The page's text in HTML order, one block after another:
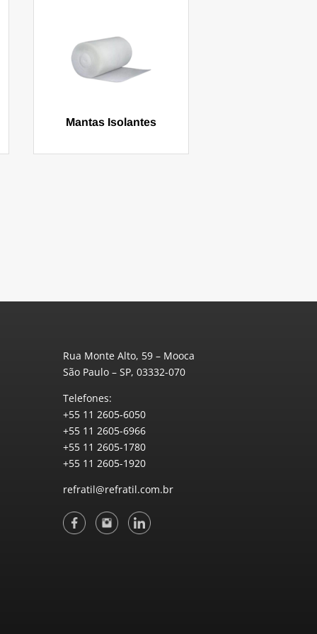
Mantas Isolantes
Rua Monte Alto, 59 – Mooca
São Paulo – SP, 03332-070
Telefones:
+55 11 2605-6050
+55 11 2605-6966
+55 11 2605-1780
+55 11 2605-1920
refratil@refratil.com.br